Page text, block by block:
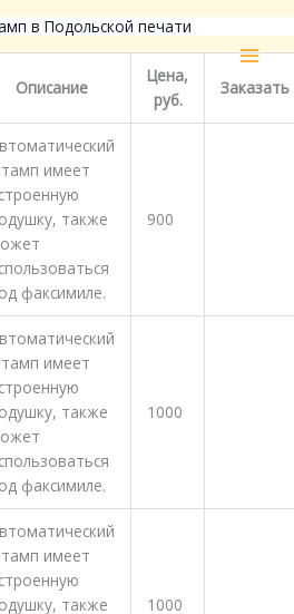
в Подольской печати
Описание
Цена,
руб.
Заказать
имеет
также
факсимиле.
900
имеет
также
факсимиле.
1000
имеет
также
1000